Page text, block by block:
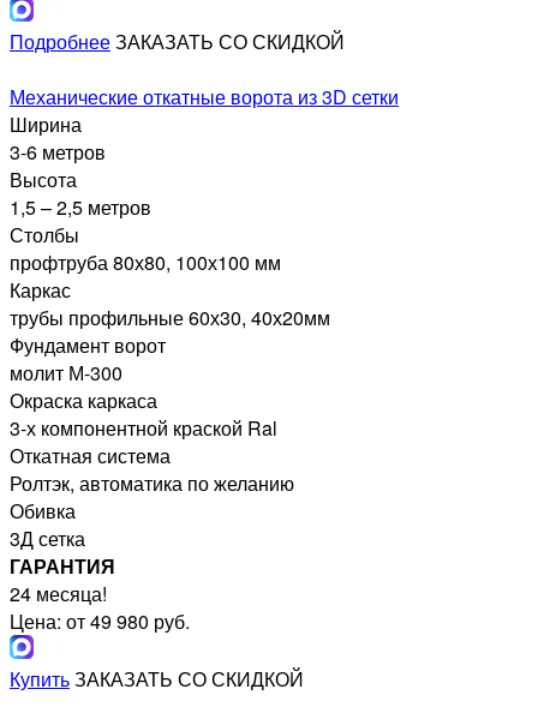
ПодробнееЗАКАЗАТЬ СО СКИДКОЙ
Механические откатные ворота из 3D сетки
Ширина
3-6 метров
Высота
1,5 – 2,5 метров
Столбы
профтруба 80х80, 100х100 мм
Каркас
трубы профильные 60х30, 40х20мм
Фундамент ворот
молит М-300
Окраска каркаса
3-х компонентной краской Ral
Откатная система
Ролтэк, автоматика по желанию
Обивка
3Д сетка
ГАРАНТИЯ
24 месяца!
Цена: от 49 980 руб.
КупитьЗАКАЗАТЬ СО СКИДКОЙ